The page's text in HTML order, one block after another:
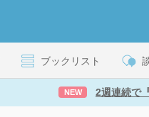
ブックリスト
NEW 2週連続で